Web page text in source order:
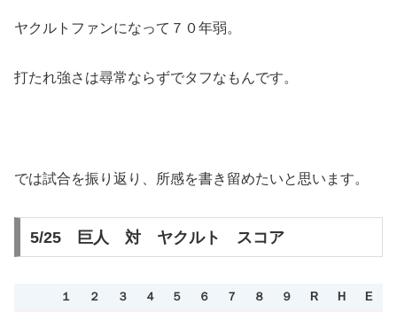
ヤクルトファンになって７０年弱。
打たれ強さは尋常ならずでタフなもんです。
では試合を振り返り、所感を書き留めたいと思います。
5/25 巨人 対 ヤクルト スコア
１ ２ ３ ４ ５ ６ ７ ８ ９ R H E